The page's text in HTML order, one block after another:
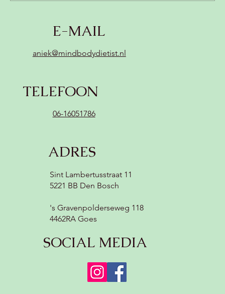
Romige champignonsoep met kokos
(zonder zuivel, vegan) 😍
TELEFOON
06-16051786
E-MAIL
aniek@mindbodydietist.nl
SOCIAL MEDIA
ADRES
Sint Lambertusstraat 11
5221 BB Den Bosch
's Gravenpolderseweg 118
4462RA Goes